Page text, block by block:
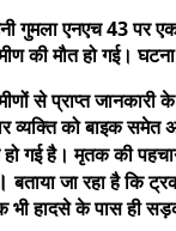
गुमला एनएच 43 पर
की मौत हो गई।
से प्राप्त
व्यक्ति को बाइक समेत
हो गई है।मृतक की
बताया जा रहा है कि
भी हादसे के पास ही